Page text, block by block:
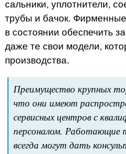
сальники, уплотнители,
трубы и бачок.
в состоянии обеспечить
даже те свои модели,
производства.
Преимущество крупных
что они имеют
сервисных центров с
персоналом. Работающие
всегда могут дать